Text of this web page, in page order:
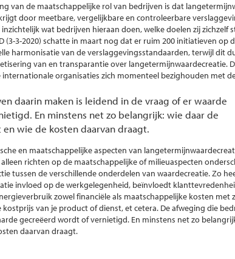
van de maatschappelijke rol van bedrijven is dat
door meetbare, vergelijkbare en controleerbare
wat bedrijven hieraan doen, welke doelen zij zichzelf
(3-3-2020) schatte in maart nog dat er ruim 200 initiatieven op
harmonisatie van de verslaggevingsstandaarden, terwijl dit
van en transparantie over langetermijnwaardecreatie.
organisaties zich momenteel bezighouden met
daarin maken is leidend in de vraag of er waarde
En minstens net zo belangrijk: wie daar de
wie de kosten daarvan draagt.
en maatschappelijke aspecten van
richten op de maatschappelijke of milieuaspecten
tussen de verschillende onderdelen van waardecreatie. Zo
invloed op de werkgelegenheid, beïnvloedt
zowel financiële als maatschappelijke kosten met
kostprijs van je product of dienst, et cetera. De afweging die
gecreëerd wordt of vernietigd. En minstens net zo
daarvan draagt.